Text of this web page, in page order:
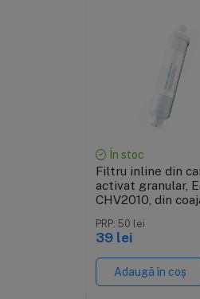
În stoc
Filtru inline din
activat granular,
CHV2010, din
rapizi de 1/4",
PRP: 50 lei
39 lei
Adaugă în coș